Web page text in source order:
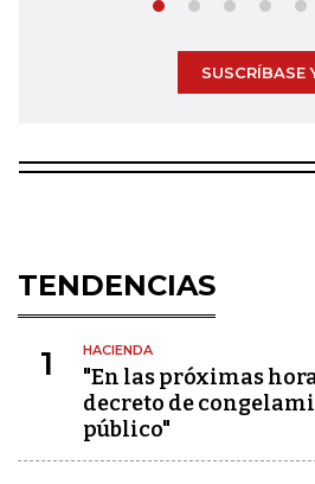
SUSCRÍBASE
TENDENCIAS
1 HACIENDA
"En las próximas
decreto de
público"